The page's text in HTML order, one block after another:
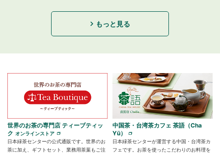
もっと見る
世界のお茶の専門店 ティーブティッ
ク オンラインストア
日本緑茶センターの公式通販です。世界のお
茶に加え、ギフトセット、業務用茶葉もご注
中国茶・台湾茶カフェ 茶語（Cha
Yū）
日本緑茶センターが運営する中国・台湾茶カ
フェです。お茶を使ったこだわりのお料理を